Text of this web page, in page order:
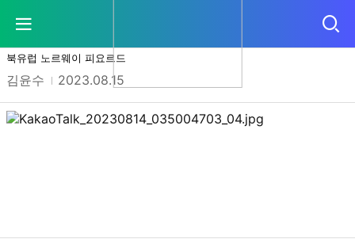
상세 입니다.
북유럽 노르웨이 피요르드
김윤수 2023.08.15